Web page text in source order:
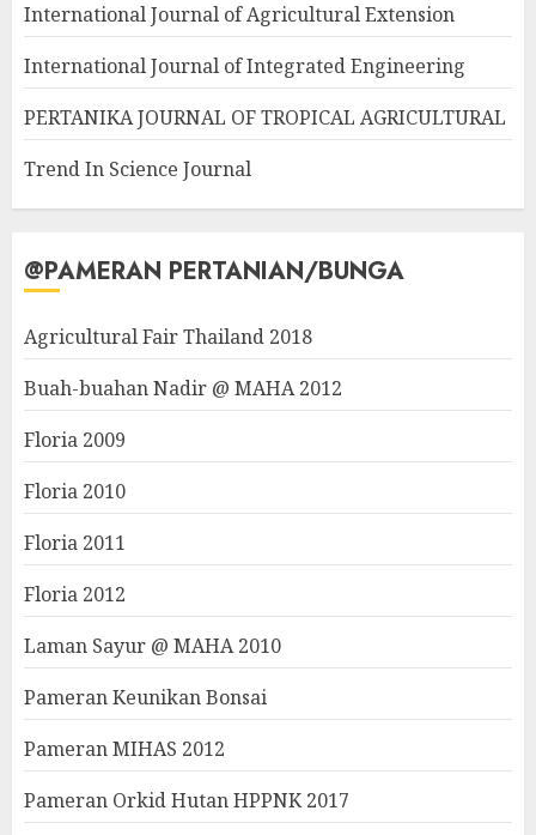
International Journal of Agricultural Extension
International Journal of Integrated Engineering
PERTANIKA JOURNAL OF TROPICAL AGRICULTURAL
Trend In Science Journal
@PAMERAN PERTANIAN/BUNGA
Agricultural Fair Thailand 2018
Buah-buahan Nadir @ MAHA 2012
Floria 2009
Floria 2010
Floria 2011
Floria 2012
Laman Sayur @ MAHA 2010
Pameran Keunikan Bonsai
Pameran MIHAS 2012
Pameran Orkid Hutan HPPNK 2017